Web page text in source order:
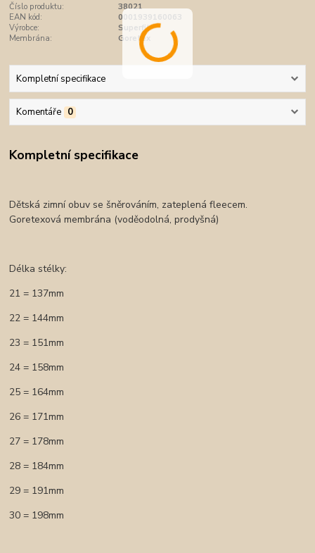
Číslo produktu:
38021
EAN kód:
0001939160063
Výrobce:
Superfit
Membrána:
Goretex
Kompletní specifikace
Komentáře 0
Kompletní specifikace
Dětská zimní obuv se šněrováním, zateplená fleecem.
Goretexová membrána (voděodolná, prodyšná)
Délka stélky:
21 = 137mm
22 = 144mm
23 = 151mm
24 = 158mm
25 = 164mm
26 = 171mm
27 = 178mm
28 = 184mm
29 = 191mm
30 = 198mm